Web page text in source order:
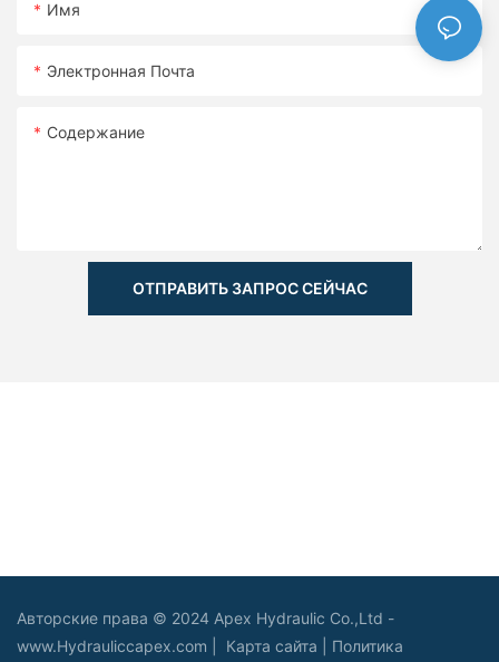
Имя
Электронная Почта
Содержание
ОТПРАВИТЬ ЗАПРОС СЕЙЧАС
Авторские права © 2024 Apex Hydraulic Co.,Ltd -
www.Hydrauliccapex.com | Карта сайта Политика